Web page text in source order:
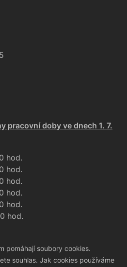
pracovní doby ve dnech 1. 7.
hod.
hod.
hod.
hod.
hod.
hod.
pomáhají soubory cookies.
souhlas. Jak cookies používáme